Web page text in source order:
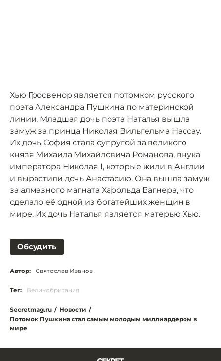
Хью Гросвенор является потомком русского
поэта Александра Пушкина по материнской
линии. Младшая дочь поэта Наталья вышла
замуж за принца Николая Вильгельма Нассау.
Их дочь София стала супругой за великого
князя Михаила Михайловича Романова, внука
императора Николая I, которые жили в Англии
и вырастили дочь Анастасию. Она вышла замуж
за алмазного магната Харольда Вагнера, что
сделало её одной из богатейших женщин в
мире. Их дочь Наталья является матерью Хью.
Обсудить
Автор: Святослав Иванов
Тег: Великобритания
Secretmag.ru / Новости /
Потомок Пушкина стал самым молодым миллиардером в
мире